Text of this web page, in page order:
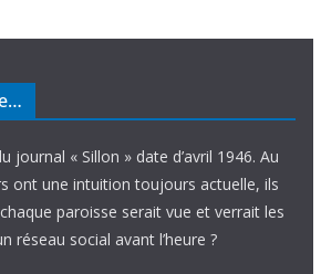
journal « Sillon » date d’avril 1946. Au
ont une intuition toujours actuelle, ils
paroisse serait vue et verrait les
réseau social avant l’heure ?